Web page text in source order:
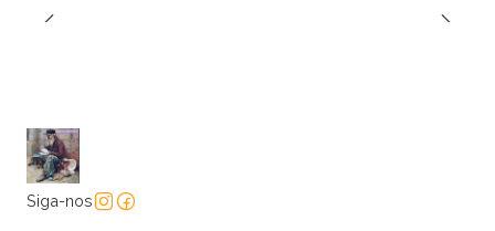
Siga-nos